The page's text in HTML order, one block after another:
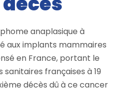
anaplasique à
aux implants mammaires
en France, portant le
françaises à 19
décès dû à ce cancer